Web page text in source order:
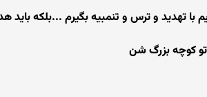
با تهدید و ترس و تنمبیه بگیرم ...بلکه باید
کوچه بزرگ شن